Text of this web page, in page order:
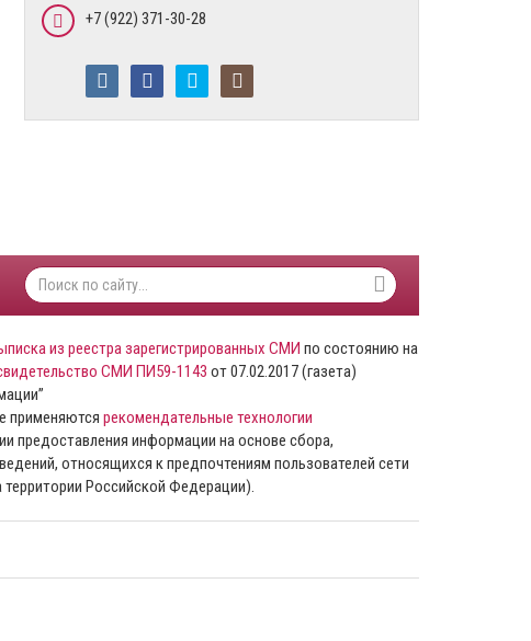
+7 (922) 371-30-28
из реестра зарегистрированных СМИ по состоянию на
СМИ ПИ59-1143 от 07.02.2017 (газета)
применяются рекомендательные технологии
предоставления информации на основе сбора,
относящихся к предпочтениям пользователей сети
территории Российской Федерации).